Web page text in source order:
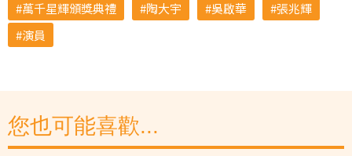
萬千星輝頒獎典禮
陶大宇 吳啟華
張兆輝
演員
您也可能喜歡...